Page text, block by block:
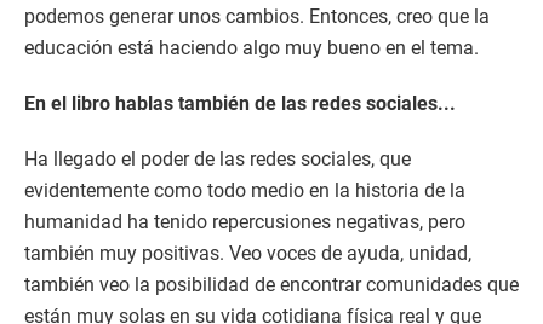
podemos generar unos cambios. Entonces, creo que la
educación está haciendo algo muy bueno en el tema.
En el libro hablas también de las redes sociales...
Ha llegado el poder de las redes sociales, que
evidentemente como todo medio en la historia de la
humanidad ha tenido repercusiones negativas, pero
también muy positivas. Veo voces de ayuda, unidad,
también veo la posibilidad de encontrar comunidades que
están muy solas en su vida cotidiana física real y que